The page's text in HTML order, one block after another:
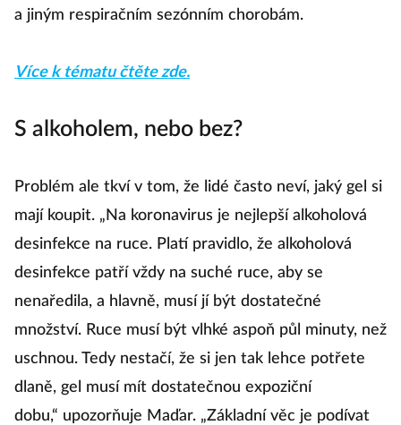
a jiným respiračním sezónním chorobám.
Více k tématu čtěte zde.
S alkoholem, nebo bez?
Problém ale tkví v tom, že lidé často neví, jaký gel si
mají koupit. „Na koronavirus je nejlepší alkoholová
desinfekce na ruce. Platí pravidlo, že alkoholová
desinfekce patří vždy na suché ruce, aby se
nenaředila, a hlavně, musí jí být dostatečné
množství. Ruce musí být vlhké aspoň půl minuty, než
uschnou. Tedy nestačí, že si jen tak lehce potřete
dlaně, gel musí mít dostatečnou expoziční
dobu,“ upozorňuje Maďar. „Základní věc je podívat